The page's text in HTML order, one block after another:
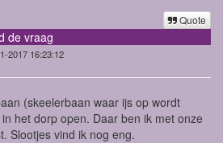
Quote
de vraag
2017 16:23:12
(skeelerbaan waar ijs op wordt
het dorp open. Daar ben ik met onze
Slootjes vind ik nog eng.